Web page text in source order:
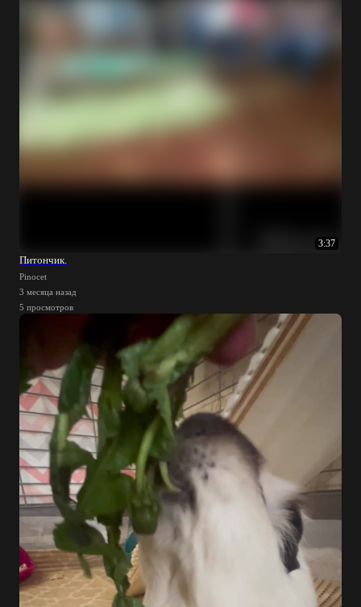
3:37
Питончик.
Pinocet
3 месяца назад
5 просмотров